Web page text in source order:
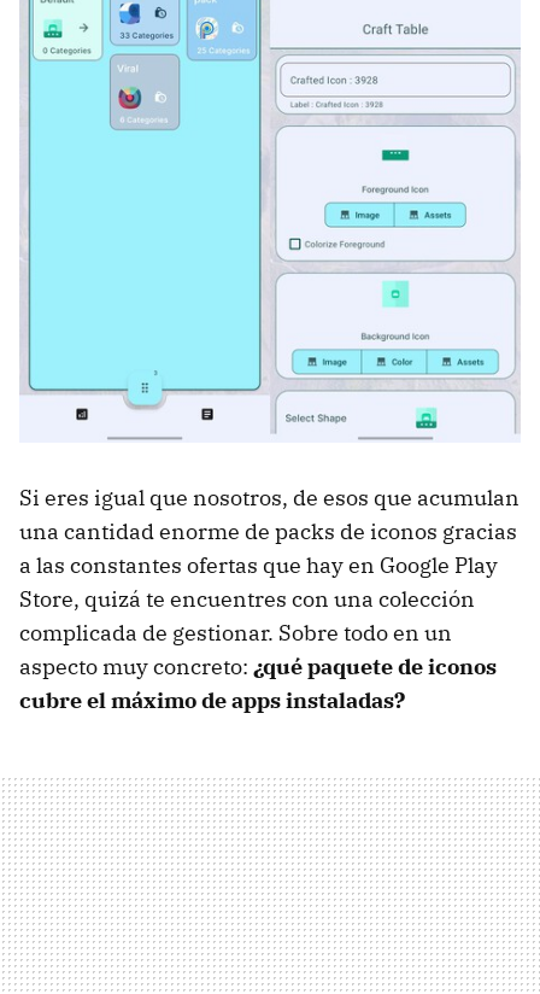
Si eres igual que nosotros, de esos que acumulan
una cantidad enorme de packs de iconos gracias
a las constantes ofertas que hay en Google Play
Store, quizá te encuentres con una colección
complicada de gestionar. Sobre todo en un
aspecto muy concreto: ¿qué paquete de iconos
cubre el máximo de apps instaladas?